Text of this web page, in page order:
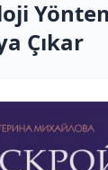
Çıkar